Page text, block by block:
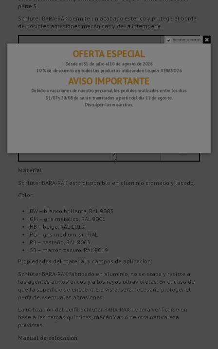
parte 5.
Schlüter BARA-RAK permite un acabado estético y protege el borde
de posibles agresiones mecánicas y de la intemperie.
Material
Schlüter BARA-RAK está disponible en aluminio cromado y lacado.
Color:
BW – blanco brillante, RAL 9003
GM – gris metálico, RAL 9006
HB – beige, RAL 1019
PG – gris medium, sin RAL
RB – castaño, RAL 8003
SB – marrón oscuro, RAL 8019
Propiedades del material y campos de aplicación:
Schlüter BARA-RAK fabricado en aluminio, no se ataca y resiste a
los agentes atmosféricos y a los rayos ultravioletas. En el caso de
que la superficie se encuentre a vista, será necesario proteger el
perfil de eventuales abrasiones.
La utilización del perfil Schlüter BARA-RAK deberá verificarse en
base a las cargas químicas, mecánicas o de otra naturaleza
previstas.
Manual de colocación
No volver a mostrar.
OFERTA ESPECIAL
Desde el 31 de julio al 10 de agosto de 2026
10 % de descuento en todos los productos utilizando el cupón: VERANO26
AVISO IMPORTANTE
Debido a vacaciones de nuestro personal, los pedidos realizados entre los días
31/07 y 10/08 de serán tramitados a partir del día 11 de agosto.
Disculpen las molestias.